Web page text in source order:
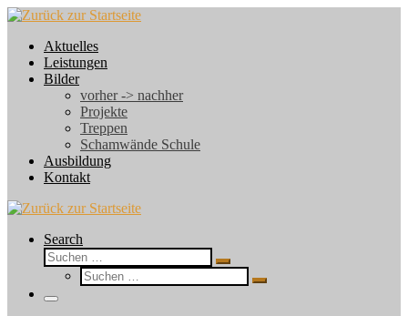
Zum
springenAktuelles
Leistungen
Bilder
vorher -> nachher
Projekte
Treppen
Schamwände Schule
Ausbildung
Kontakt
Search
Suche
Suchen …
Suche
Suchen …
Menü